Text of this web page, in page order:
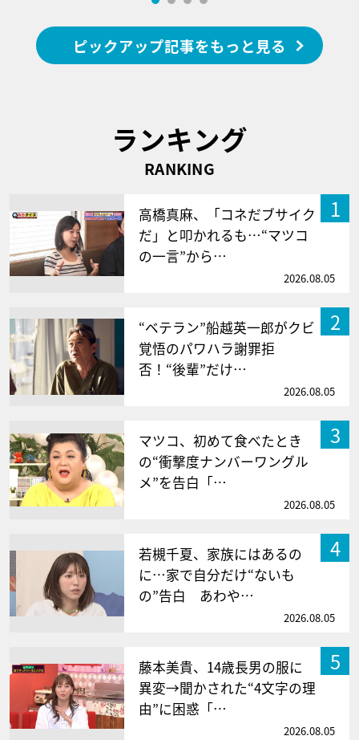
ピックアップ記事をもっと見る
ランキング
RANKING
1
高橋真麻、「コネだブサイク
だ」と叩かれるも…“マツコ
の一言”から…
2026.08.05
2
“ベテラン”船越英一郎がクビ
覚悟のパワハラ謝罪拒
否！“後輩”だけ…
2026.08.05
3
マツコ、初めて食べたとき
の“衝撃度ナンバーワングル
メ”を告白「…
2026.08.05
4
若槻千夏、家族にはあるの
に…家で自分だけ“ないも
の”告白 あわや…
2026.08.05
5
藤本美貴、14歳長男の服に
異変→聞かされた“4文字の理
由”に困惑「…
2026.08.05